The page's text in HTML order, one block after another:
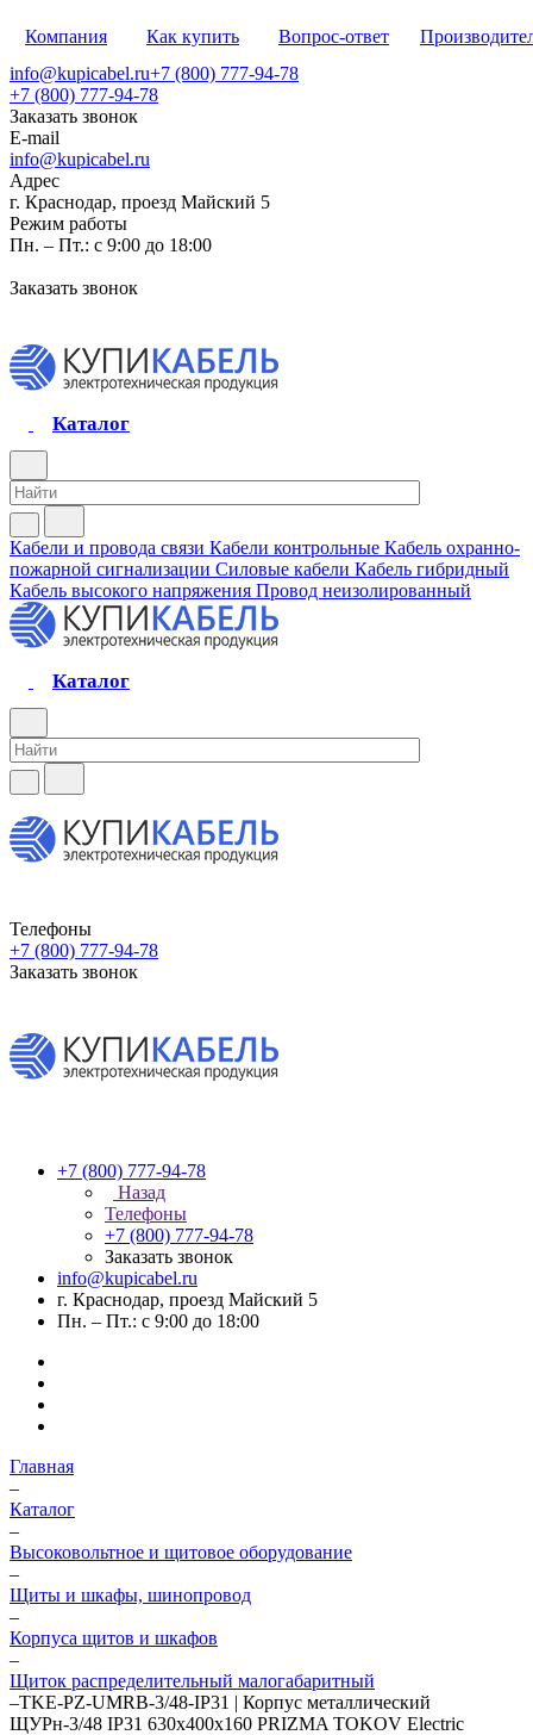
Компания Как купить Вопрос-ответ
info@kupicabel.ru+7 (800) 777-94-78
+7 (800) 777-94-78
Заказать звонок
E-mail
info@kupicabel.ru
Адрес
г. Краснодар, проезд Майский 5
Режим работы
Пн. – Пт.: с 9:00 до 18:00
Заказать звонок
Каталог
Кабели и провода связи Кабели контрольные Кабель охранно-
пожарной сигнализации Силовые кабели Кабель гибридный
Кабель высокого напряжения Провод неизолированный
Каталог
Телефоны
+7 (800) 777-94-78
Заказать звонок
+7 (800) 777-94-78
Назад
Телефоны
+7 (800) 777-94-78
Заказать звонок
info@kupicabel.ru
г. Краснодар, проезд Майский 5
Пн. – Пт.: с 9:00 до 18:00
Главная
–
Каталог
–
Высоковольтное и щитовое оборудование
–
Щиты и шкафы, шинопровод
–
Корпуса щитов и шкафов
–
Щиток распределительный малогабаритный
–TKE-PZ-UMRB-3/48-IP31 | Корпус металлический
ЩУРн-3/48 IP31 630х400х160 PRIZMA TOKOV Electric